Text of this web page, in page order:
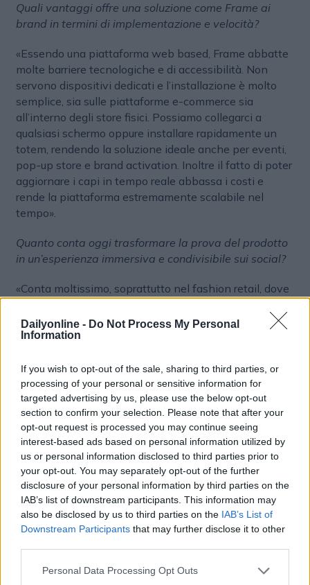
Dailyonline - Do Not Process My Personal
Information
If you wish to opt-out of the sale, sharing to third parties, or
processing of your personal or sensitive information for
targeted advertising by us, please use the below opt-out
section to confirm your selection. Please note that after your
opt-out request is processed you may continue seeing
interest-based ads based on personal information utilized by
us or personal information disclosed to third parties prior to
your opt-out. You may separately opt-out of the further
disclosure of your personal information by third parties on the
IAB’s list of downstream participants. This information may
also be disclosed by us to third parties on the IAB’s List of
Downstream Participants that may further disclose it to other
Personal Data Processing Opt Outs
Quali vantaggi offre una soluzione come Frame ai
brand in termini di implementazione e velocità?
«Essendo una piattaforma web based, Frame abbatte
molte barriere tecnologiche e di accessibilità. Non
servono dispositivi dedicati e l’installazione è molto
semplice, sia sulle piattaforme e-commerce sia
all’interno degli store fisici. Possiamo collegarci a
qualsiasi schermo oppure installare rapidamente un
totem, rendendo la soluzione ideale anche per eventi,
pop-up store e brand activation. Inoltre il fatto di poter
aggiornare i capi in tempo reale abbassa i costi e
rende la piattaforma estremamente scalabile nel
tempo».
Quanto conta oggi trasformare la prova del prodotto
in un’esperienza immersiva e condivisibile sui social?
«Conta moltissimo, soprattutto nel fashion retail, dove
all’immaginario e al senso di appartenenza. Offrire
esperienze immersive significa permettere alle
condividere facilmente quei contenuti sui social. Per i
brand significa aumentare il tempo di interazione con il
consumatore, rafforzare il coinvolgimento e la
fidelizzazione, oltre a generare visibilità organica
attraverso la condivisione immediata. Tutte queste
interazioni, inoltre, possono essere misurate e
restituiscono insight utili sia per valutare l’efficacia
dell’installazione sia per progettare attività future».
Quale valore strategico hanno oggi i dati raccolti
attraverso Frame su interazioni, preferenze e
«I dati non raccontano soltanto quali prodotti piacciono